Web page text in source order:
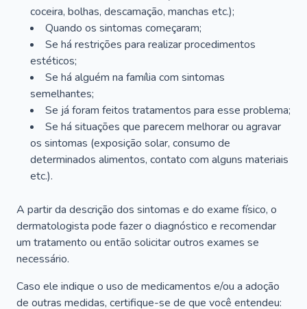
coceira, bolhas, descamação, manchas etc.);
Quando os sintomas começaram;
Se há restrições para realizar procedimentos
estéticos;
Se há alguém na família com sintomas
semelhantes;
Se já foram feitos tratamentos para esse problema;
Se há situações que parecem melhorar ou agravar
os sintomas (exposição solar, consumo de
determinados alimentos, contato com alguns materiais
etc.).
A partir da descrição dos sintomas e do exame físico, o
dermatologista pode fazer o diagnóstico e recomendar
um tratamento ou então solicitar outros exames se
necessário.
Caso ele indique o uso de medicamentos e/ou a adoção
de outras medidas, certifique-se de que você entendeu: